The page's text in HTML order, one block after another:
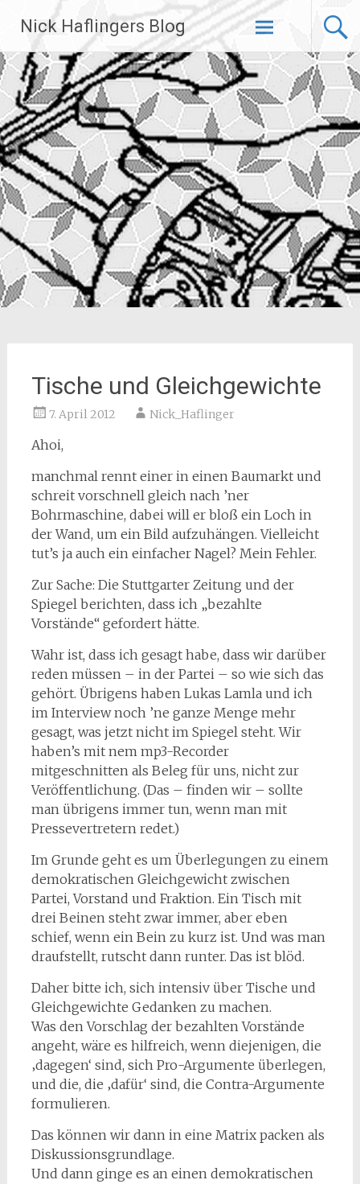
Inhalt
springen
Nick Haflingers Blog
Tische und Gleichgewichte
7. April 2012 Nick_Haflinger
Ahoi,
manchmal rennt einer in einen Baumarkt und
schreit vorschnell gleich nach ’ner
Bohrmaschine, dabei will er bloß ein Loch in
der Wand, um ein Bild aufzuhängen. Vielleicht
tut’s ja auch ein einfacher Nagel? Mein Fehler.
Zur Sache: Die Stuttgarter Zeitung und der
Spiegel berichten, dass ich „bezahlte
Vorstände“ gefordert hätte.
Wahr ist, dass ich gesagt habe, dass wir darüber
reden müssen – in der Partei – so wie sich das
gehört. Übrigens haben Lukas Lamla und ich
im Interview noch ’ne ganze Menge mehr
gesagt, was jetzt nicht im Spiegel steht. Wir
haben’s mit nem mp3-Recorder
mitgeschnitten als Beleg für uns, nicht zur
Veröffentlichung. (Das – finden wir – sollte
man übrigens immer tun, wenn man mit
Pressevertretern redet.)
Im Grunde geht es um Überlegungen zu einem
demokratischen Gleichgewicht zwischen
Partei, Vorstand und Fraktion. Ein Tisch mit
drei Beinen steht zwar immer, aber eben
schief, wenn ein Bein zu kurz ist. Und was man
draufstellt, rutscht dann runter. Das ist blöd.
Daher bitte ich, sich intensiv über Tische und
Gleichgewichte Gedanken zu machen.
Was den Vorschlag der bezahlten Vorstände
angeht, wäre es hilfreich, wenn diejenigen, die
‚dagegen‘ sind, sich Pro-Argumente überlegen,
und die, die ‚dafür‘ sind, die Contra-Argumente
formulieren.
Das können wir dann in eine Matrix packen als
Diskussionsgrundlage.
Und dann ginge es an einen demokratischen